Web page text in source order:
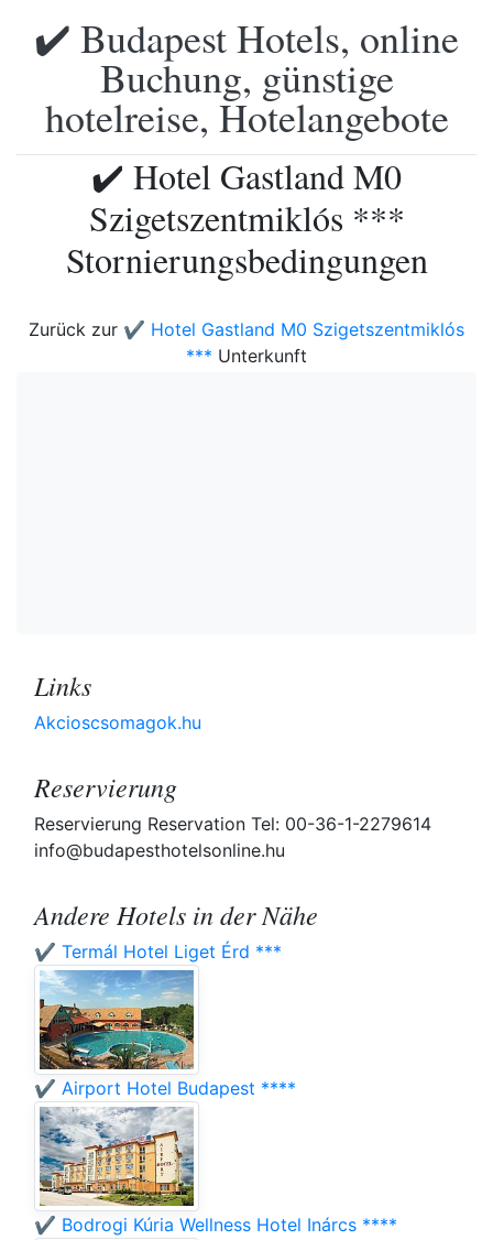
✔️ Budapest Hotels, online
Buchung, günstige
hotelreise, Hotelangebote
✔️ Hotel Gastland M0
Szigetszentmiklós ***
Stornierungsbedingungen
Zurück zur ✔️ Hotel Gastland M0 Szigetszentmiklós
*** Unterkunft
Links
Akcioscsomagok.hu
Reservierung
Reservierung Reservation Tel: 00-36-1-2279614
info@budapesthotelsonline.hu
Andere Hotels in der Nähe
✔️ Termál Hotel Liget Érd ***
✔️ Airport Hotel Budapest ****
✔️ Bodrogi Kúria Wellness Hotel Inárcs ****